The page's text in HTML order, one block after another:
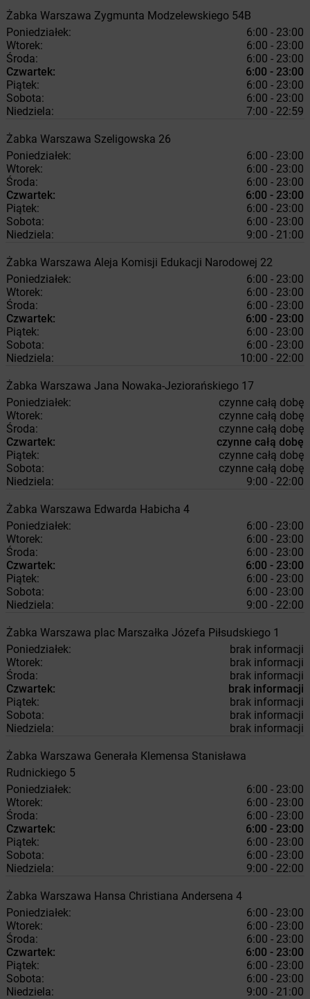
Żabka Warszawa Zygmunta Modzelewskiego 54B
Poniedziałek:
6:00 - 23:00
Wtorek:
6:00 - 23:00
Środa:
6:00 - 23:00
Czwartek:
6:00 - 23:00
Piątek:
6:00 - 23:00
Sobota:
6:00 - 23:00
Niedziela:
7:00 - 22:59
Żabka Warszawa Szeligowska 26
Poniedziałek:
6:00 - 23:00
Wtorek:
6:00 - 23:00
Środa:
6:00 - 23:00
Czwartek:
6:00 - 23:00
Piątek:
6:00 - 23:00
Sobota:
6:00 - 23:00
Niedziela:
9:00 - 21:00
Żabka Warszawa Aleja Komisji Edukacji Narodowej 22
Poniedziałek:
6:00 - 23:00
Wtorek:
6:00 - 23:00
Środa:
6:00 - 23:00
Czwartek:
6:00 - 23:00
Piątek:
6:00 - 23:00
Sobota:
6:00 - 23:00
Niedziela:
10:00 - 22:00
Żabka Warszawa Jana Nowaka-Jeziorańskiego 17
Poniedziałek:
czynne całą dobę
Wtorek:
czynne całą dobę
Środa:
czynne całą dobę
Czwartek:
czynne całą dobę
Piątek:
czynne całą dobę
Sobota:
czynne całą dobę
Niedziela:
9:00 - 22:00
Żabka Warszawa Edwarda Habicha 4
Poniedziałek:
6:00 - 23:00
Wtorek:
6:00 - 23:00
Środa:
6:00 - 23:00
Czwartek:
6:00 - 23:00
Piątek:
6:00 - 23:00
Sobota:
6:00 - 23:00
Niedziela:
9:00 - 22:00
Żabka Warszawa plac Marszałka Józefa Piłsudskiego 1
Poniedziałek:
brak informacji
Wtorek:
brak informacji
Środa:
brak informacji
Czwartek:
brak informacji
Piątek:
brak informacji
Sobota:
brak informacji
Niedziela:
brak informacji
Żabka Warszawa Generała Klemensa Stanisława
Rudnickiego 5
Poniedziałek:
6:00 - 23:00
Wtorek:
6:00 - 23:00
Środa:
6:00 - 23:00
Czwartek:
6:00 - 23:00
Piątek:
6:00 - 23:00
Sobota:
6:00 - 23:00
Niedziela:
9:00 - 22:00
Żabka Warszawa Hansa Christiana Andersena 4
Poniedziałek:
6:00 - 23:00
Wtorek:
6:00 - 23:00
Środa:
6:00 - 23:00
Czwartek:
6:00 - 23:00
Piątek:
6:00 - 23:00
Sobota:
6:00 - 23:00
Niedziela:
9:00 - 21:00